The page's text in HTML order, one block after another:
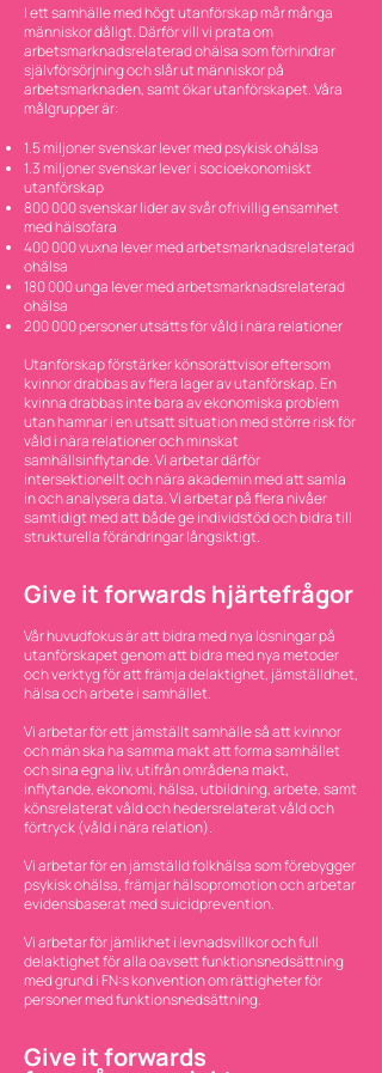
I ett samhälle med högt utanförskap mår många
människor dåligt. Därför vill vi prata om
arbetsmarknadsrelaterad ohälsa som förhindrar
självförsörjning och slår ut människor på
arbetsmarknaden, samt ökar utanförskapet. Våra
målgrupper är:
1.5 miljoner svenskar lever med psykisk ohälsa
1.3 miljoner svenskar lever i socioekonomiskt
utanförskap
800 000 svenskar lider av svår ofrivillig ensamhet
med hälsofara
400 000 vuxna lever med arbetsmarknadsrelaterad
ohälsa
180 000 unga lever med arbetsmarknadsrelaterad
ohälsa
200 000 personer utsätts för våld i nära relationer
Utanförskap förstärker könsorättvisor eftersom
kvinnor drabbas av flera lager av utanförskap. En
kvinna drabbas inte bara av ekonomiska problem
utan hamnar i en utsatt situation med större risk för
våld i nära relationer och minskat
samhällsinflytande. Vi arbetar därför
intersektionellt och nära akademin med att samla
in och analysera data. Vi arbetar på flera nivåer
samtidigt med att både ge individstöd och bidra till
strukturella förändringar långsiktigt.
Give it forwards hjärtefrågor
Vår huvudfokus är att bidra med nya lösningar på
utanförskapet genom att bidra med nya metoder
och verktyg för att främja delaktighet, jämställdhet,
hälsa och arbete i samhället.
Vi arbetar för ett jämställt samhälle så att kvinnor
och män ska ha samma makt att forma samhället
och sina egna liv, utifrån områdena makt,
inflytande, ekonomi, hälsa, utbildning, arbete, samt
könsrelaterat våld och hedersrelaterat våld och
förtryck (våld i nära relation).​
Vi arbetar för en jämställd folkhälsa som förebygger
psykisk ohälsa, främjar hälsopromotion och arbetar
evidensbaserat med suicidprevention.
Vi arbetar för jämlikhet i levnadsvillkor och full
delaktighet för alla oavsett funktionsnedsättning
med grund i FN:s konvention om rättigheter för
personer med funktionsnedsättning.
Give it forwards